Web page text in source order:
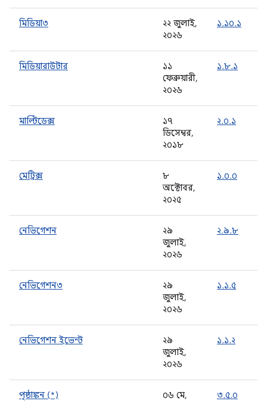
মিডিয়া৩
২২ জুলাই,
২০২৬
১.১০.১
মিডিয়ারাউটার
১১
ফেব্রুয়ারী,
২০২৬
১.৮.১
মাল্টিডেক্স
১৭
ডিসেম্বর,
২০১৮
২.০.১
মেট্রিক্স
৮
অক্টোবর,
২০২৫
১.০.০
নেভিগেশন
২৯
জুলাই,
২০২৬
২.৯.৮
নেভিগেশন৩
২৯
জুলাই,
২০২৬
১.১.৫
নেভিগেশন ইভেন্ট
২৯
জুলাই,
২০২৬
১.১.২
পৃষ্ঠাঙ্কন (*)
০৬ মে,
৩.৫.০